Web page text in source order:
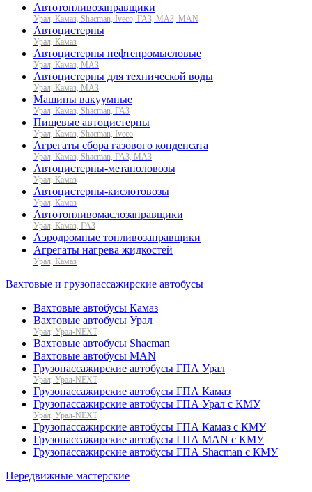
Автотопливозаправщики
Урал, Камаз, Shacman, Iveco, ГАЗ, МАЗ, MAN
Автоцистерны
Урал, Камаз
Автоцистерны нефтепромысловые
Урал, Камаз, МАЗ
Автоцистерны для технической воды
Урал, Камаз, МАЗ
Машины вакуумные
Урал, Камаз, Shacman, ГАЗ
Пищевые автоцистерны
Урал, Камаз, Shacman, Iveco
Агрегаты сбора газового конденсата
Урал, Камаз, Shacman, ГАЗ, МАЗ
Автоцистерны-метаноловозы
Урал, Камаз
Автоцистерны-кислотовозы
Урал, Камаз
Автотопливомаслозаправщики
Урал, Камаз, ГАЗ
Аэродромные топливозаправщики
Агрегаты нагрева жидкостей
Урал, Камаз
Вахтовые и грузопассажирские автобусы
Вахтовые автобусы Камаз
Вахтовые автобусы Урал
Урал, Урал-NEXT
Вахтовые автобусы Shacman
Вахтовые автобусы MAN
Грузопассажирские автобусы ГПА Урал
Урал, Урал-NEXT
Грузопассажирские автобусы ГПА Камаз
Грузопассажирские автобусы ГПА Урал с КМУ
Урал, Урал-NEXT
Грузопассажирские автобусы ГПА Камаз с КМУ
Грузопассажирские автобусы ГПА MAN с КМУ
Грузопассажирские автобусы ГПА Shacman с КМУ
Передвижные мастерские